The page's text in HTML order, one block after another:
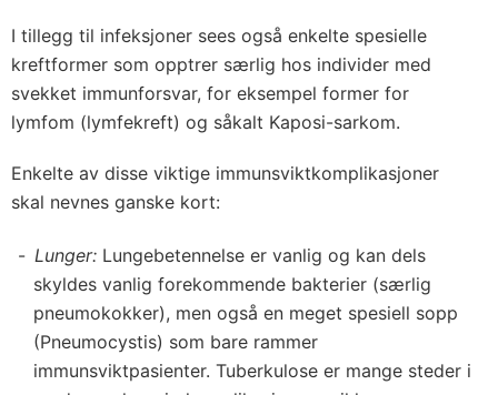
I tillegg til infeksjoner sees også enkelte spesielle
kreftformer som opptrer særlig hos individer med
svekket immunforsvar, for eksempel former for
lymfom (lymfekreft) og såkalt Kaposi-sarkom.
Enkelte av disse viktige immunsviktkomplikasjoner
skal nevnes ganske kort:
Lunger: Lungebetennelse er vanlig og kan dels
skyldes vanlig forekommende bakterier (særlig
pneumokokker), men også en meget spesiell sopp
(Pneumocystis) som bare rammer
immunsviktpasienter. Tuberkulose er mange steder i